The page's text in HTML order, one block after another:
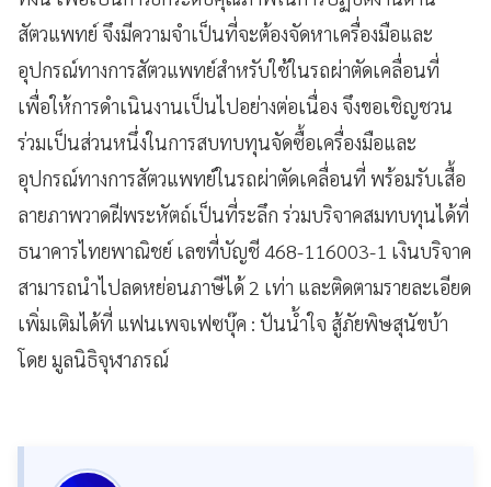
สัตวแพทย์ จึงมีความจำเป็นที่จะต้องจัดหาเครื่องมือและ
อุปกรณ์ทางการสัตวแพทย์สำหรับใช้ในรถผ่าตัดเคลื่อนที่
เพื่อให้การดำเนินงานเป็นไปอย่างต่อเนื่อง จึงขอเชิญชวน
ร่วมเป็นส่วนหนึ่งในการสบทบทุนจัดซื้อเครื่องมือและ
อุปกรณ์ทางการสัตวแพทย์ในรถผ่าตัดเคลื่อนที่ พร้อมรับเสื้อ
ลายภาพวาดฝีพระหัตถ์เป็นที่ระลึก ร่วมบริจาคสมทบทุนได้ที่
ธนาคารไทยพาณิชย์ เลขที่บัญชี 468-116003-1 เงินบริจาค
สามารถนำไปลดหย่อนภาษีได้ 2 เท่า และติดตามรายละเอียด
เพิ่มเติมได้ที่ แฟนเพจเฟซบุ๊ค : ปันน้ำใจ สู้ภัยพิษสุนัขบ้า
โดย มูลนิธิจุฬาภรณ์